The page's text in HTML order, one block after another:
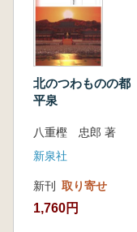
北のつわものの都
平泉
八重樫 忠郎 著
新泉社
新刊 取り寄せ
1,760円